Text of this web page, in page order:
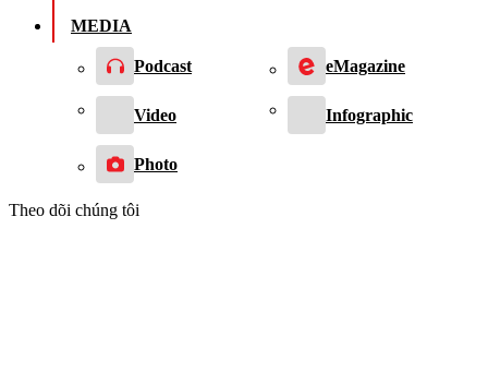
MEDIA
Podcast eMagazine
Video Infographic
Photo
Theo dõi chúng tôi